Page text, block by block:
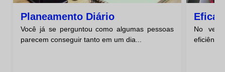
Planeamento Diário
Você já se perguntou como algumas pessoas
parecem conseguir tanto em um dia...
No